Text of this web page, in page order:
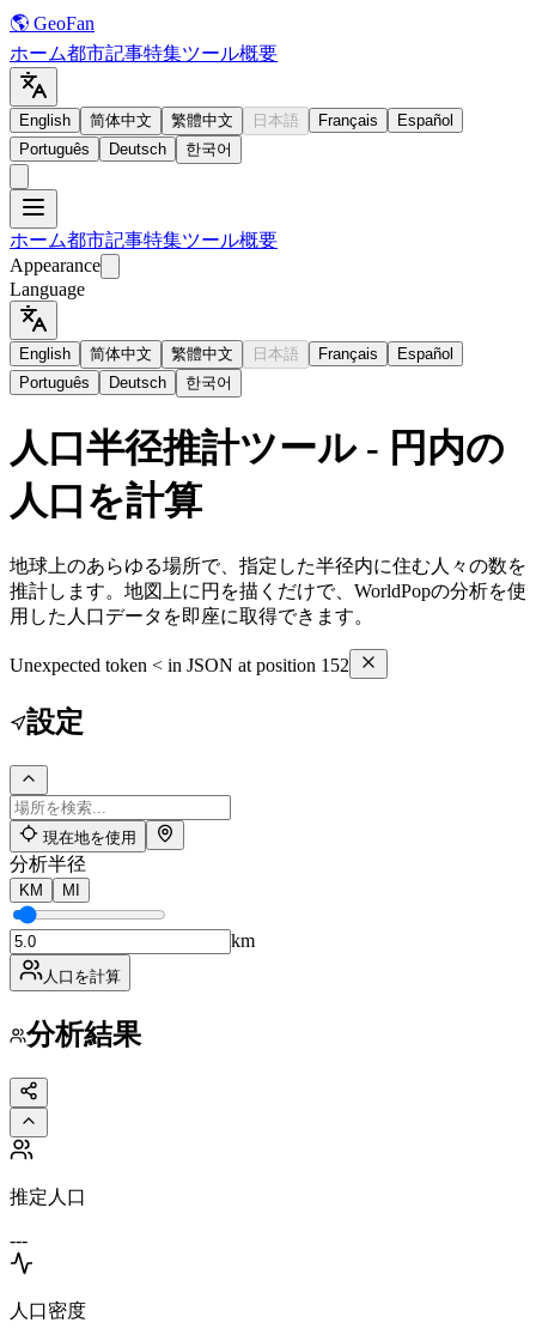
🌎 GeoFan
ホーム都市記事特集ツール概要
English 简体中文 繁體中文 日本語 Français
Español
Português
Deutsch 한국어
ホーム都市記事特集ツール概要
Appearance
Language
English 简体中文 繁體中文 日本語 Français
Español
Português
Deutsch 한국어
人口半径推計ツール - 円内の
人口を計算
地球上のあらゆる場所で、指定した半径内に住む人々の数を
推計します。地図上に円を描くだけで、WorldPopの分析を使
用した人口データを即座に取得できます。
Unexpected token < in JSON at position 152
設定
現在地を使用
分析半径
KM MI
km
人口を計算
分析結果
推定人口
---
人口密度